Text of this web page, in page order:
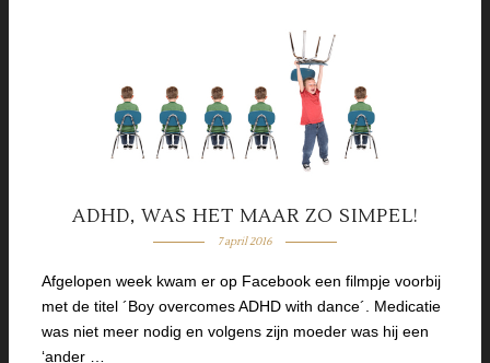
ADHD, WAS HET MAAR ZO SIMPEL!
7 april 2016
Afgelopen week kwam er op Facebook een filmpje voorbij
met de titel ´Boy overcomes ADHD with dance´. Medicatie
was niet meer nodig en volgens zijn moeder was hij een
‘ander …